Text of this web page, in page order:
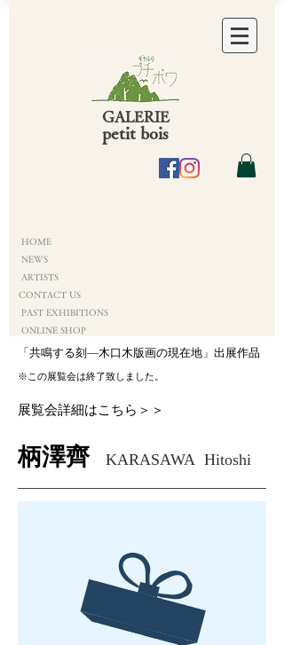
GALERIE
petit bois
HOME
NEWS
ARTISTS
CONTACT US
PAST EXHIBITIONS
ONLINE SHOP
「共鳴する刻―木口木版画の現在地」出展作品
※この展覧会は終了致しました。
展覧会詳細はこちら＞＞
柄澤齊 KARASAWA Hitoshi